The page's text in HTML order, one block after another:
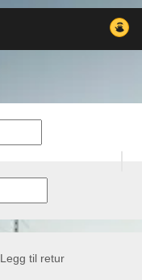
Legg til retur